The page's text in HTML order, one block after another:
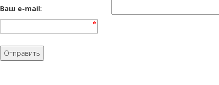
Ваш e-mail: